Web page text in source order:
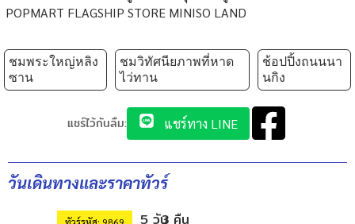
POPMART FLAGSHIP STORE MINISO LAND
ชมพระใหญ่หลิง
ซาน
ชมวิทัศนียภาพที่หาด
ไว่ทาน
ช้อปปิ้งถนนนา
นกิง
แชร์ไว้กันลืม: แชร์ทาง LINE
วันเดินทางและราคาทัวร์
5 วัน3 คืน